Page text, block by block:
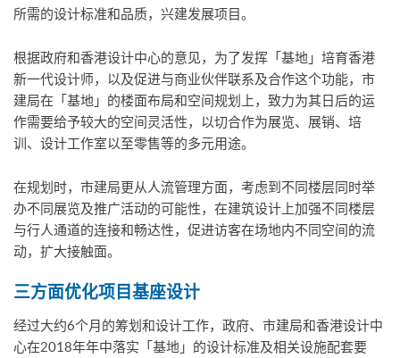
所需的设计标准和品质，兴建发展项目。
根据政府和香港设计中心的意见，为了发挥「基地」培育香港
新一代设计师，以及促进与商业伙伴联系及合作这个功能，市
建局在「基地」的楼面布局和空间规划上，致力为其日后的运
作需要给予较大的空间灵活性，以切合作为展览、展销、培
训、设计工作室以至零售等的多元用途。
在规划时，市建局更从人流管理方面，考虑到不同楼层同时举
办不同展览及推广活动的可能性，在建筑设计上加强不同楼层
与行人通道的连接和畅达性，促进访客在场地内不同空间的流
动，扩大接触面。
三方面优化项目基座设计
经过大约6个月的筹划和设计工作，政府、市建局和香港设计中
心在2018年年中落实「基地」的设计标准及相关设施配套要